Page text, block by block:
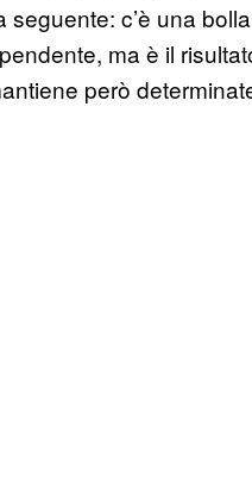
seguente: c’è una
ma è il
però